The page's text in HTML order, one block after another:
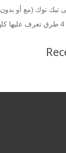
(مع أو بدون 1000 متابع)